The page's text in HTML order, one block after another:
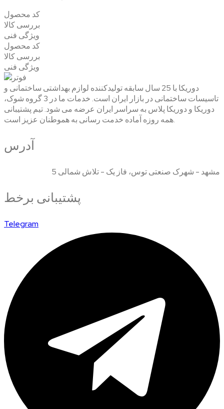
کد محصول
بررسی کالا
ویژگی فنی
کد محصول
بررسی کالا
ویژگی فنی
دوریکا با 25 سال سابقه تولیدکننده لوازم بهداشتی ساختمانی و
تاسیسات ساختمانی در بازار ایران است. خدمات ما در 3 گروه شوک،
دوریکا و دوریکا پلاس به سراسر ایران عرضه می شود. تیم پشتیبانی
همه روزه آماده خدمت رسانی به هموطنان عزیز است.
آدرس
مشهد - شهرک صنعتی توس، فاز یک - تلاش شمالی 5
پشتیبانی برخط
Telegram